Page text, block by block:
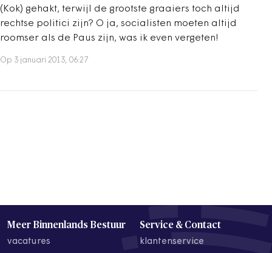
(Kok) gehakt, terwijl de grootste graaiers toch altijd
rechtse politici zijn? O ja, socialisten moeten altijd
roomser als de Paus zijn, was ik even vergeten!
Op 3 januari 2013, 06:27
Meer Binnenlands Bestuur
vacatures
Service & Contact
klantenservice